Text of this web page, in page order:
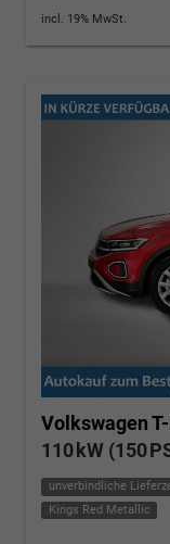
incl. 19% MwSt.
Volkswagen
110 kW (150
unverbindliche
Kings Red Metallic